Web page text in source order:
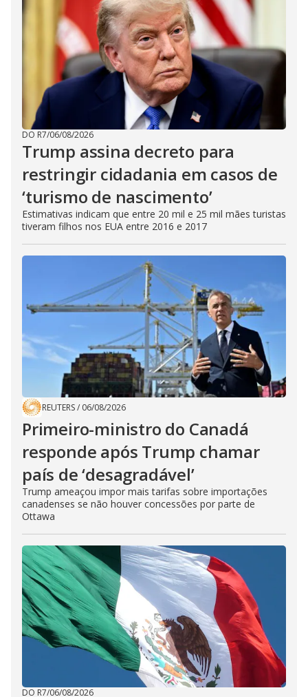
DO R7/06/08/2026
Trump assina decreto para
restringir cidadania em casos de
‘turismo de nascimento’
Estimativas indicam que entre 20 mil e 25 mil mães turistas
tiveram filhos nos EUA entre 2016 e 2017
REUTERS/ 06/08/2026
Primeiro-ministro do Canadá
responde após Trump chamar
país de ‘desagradável’
Trump ameaçou impor mais tarifas sobre importações
canadenses se não houver concessões por parte de
Ottawa
DO R7/06/08/2026